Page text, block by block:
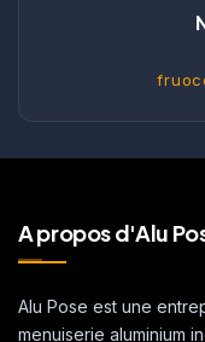
A propos d'Alu
Alu Pose est une
menuiserie aluminium